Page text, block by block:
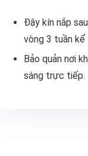
Đậy kín nắp
vòng 3 tuần kể
Bảo quản nơi
sáng trực tiếp.